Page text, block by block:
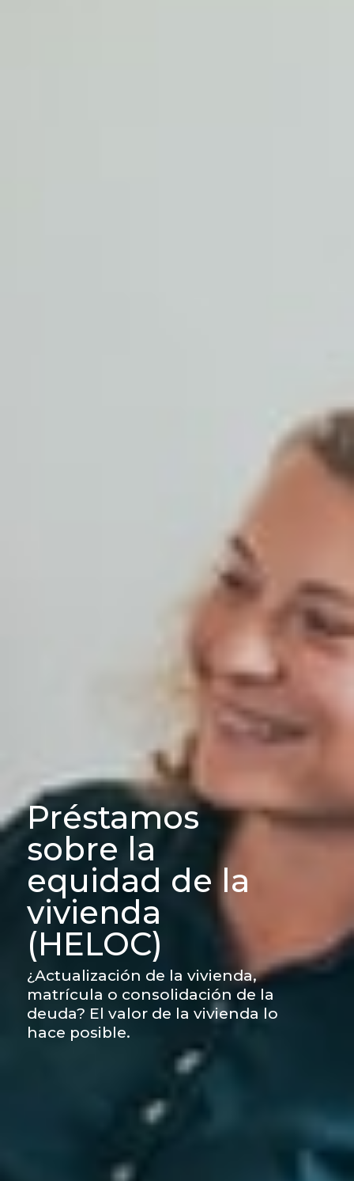
Préstamos
sobre la
equidad de la
vivienda
(HELOC)
¿Actualización de la vivienda,
matrícula o consolidación de la
deuda? El valor de la vivienda lo
hace posible.